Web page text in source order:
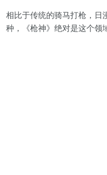
相比于传统的骑马打枪，日
种，《枪神》绝对是这个领